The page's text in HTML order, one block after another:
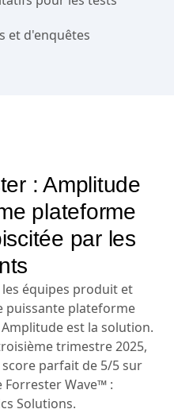
et d'enquêtes
: Amplitude
plateforme
par les
équipes produit et
plateforme
est la solution.
trimestre 2025,
parfait de 5/5 sur
Forrester Wave™ :
Solutions.